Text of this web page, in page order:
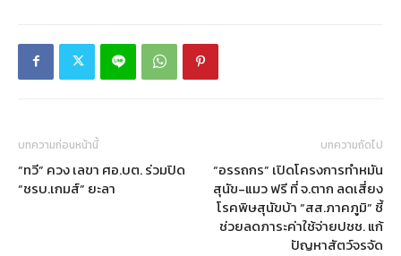
บทความก่อนหน้านี้
“ทวี” ควง เลขา ศอ.บต. ร่วมปิด
“ชรบ.เกมส์” ยะลา
บทความถัดไป
“อรรถกร” เปิดโครงการทำหมัน
สุนัข-แมว ฟรี ที่ จ.ตาก ลดเสี่ยง
โรคพิษสุนัขบ้า “สส.ภาคภูมิ” ชี้
ช่วยลดภาระค่าใช้จ่ายปชช. แก้
ปัญหาสัตว์จรจัด